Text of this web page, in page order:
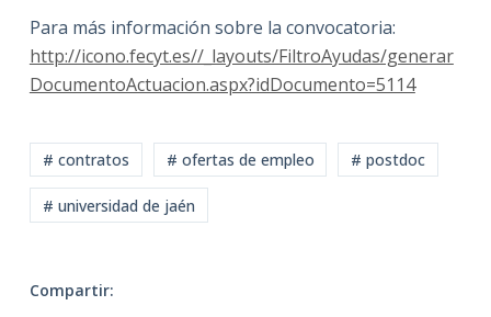
Para más información sobre la convocatoria:
http://icono.fecyt.es//_layouts/FiltroAyudas/generar
DocumentoActuacion.aspx?idDocumento=5114
# contratos # ofertas de empleo # postdoc
# universidad de jaén
Compartir: